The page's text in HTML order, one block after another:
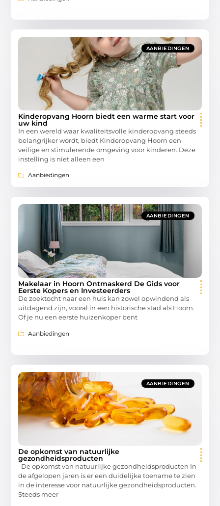
AANBIEDINGEN
Kinderopvang Hoorn biedt een warme start voor
uw kind
In een wereld waar kwaliteitsvolle kinderopvang steeds
belangrijker wordt, biedt Kinderopvang Hoorn een
veilige en stimulerende omgeving voor kinderen. Deze
instelling is niet alleen een
Aanbiedingen
AANBIEDINGEN
Makelaar in Hoorn Ontmaskerd De Gids voor
Eerste Kopers en Investeerders
De zoektocht naar een huis kan zowel opwindend als
uitdagend zijn, vooral in een historische stad als Hoorn.
Of je nu een eerste huizenkoper bent
Aanbiedingen
AANBIEDINGEN
De opkomst van natuurlijke
gezondheidsproducten
De opkomst van natuurlijke gezondheidsproducten In
de afgelopen jaren is er een duidelijke toename te zien
in de interesse voor natuurlijke gezondheidsproducten.
Steeds meer